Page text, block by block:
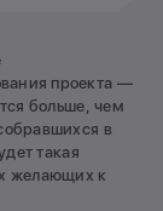
проекта —
больше, чем
в
такая
желающих к